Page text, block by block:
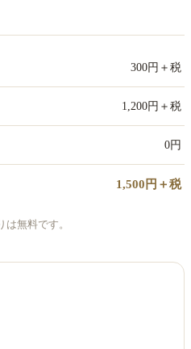
300円＋税
1,200円＋税
0円
1,500円＋税
無料です。